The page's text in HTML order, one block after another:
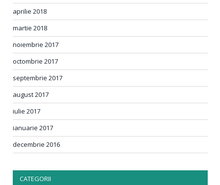
aprilie 2018
martie 2018
noiembrie 2017
octombrie 2017
septembrie 2017
august 2017
iulie 2017
ianuarie 2017
decembrie 2016
CATEGORII